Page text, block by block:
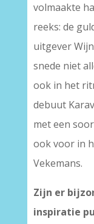
volmaakte
reeks: de
uitgever
snede niet
ook in het
debuut
met een
ook voor in
Vekemans.
Zijn er
inspiratie